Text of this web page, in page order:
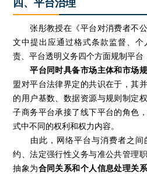
张彤教授在《平台对消费者不公
文中提出应通过格式条款监督、
责、平台透明义务四个方面规制平台
平台同时具备市场主体和市场
盟对平台法律界定的共识在于，其
的用户基数、数据资源与规则制定
子商务平台承接了线下平台的角色
式中不同的权利和权力内容。
由此，网络平台与消费者之间
约、法定强行性义务与准公共管理
抽象为合同关系和个人信息处理关